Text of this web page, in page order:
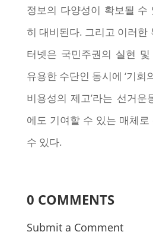
정보의 다양성이 확보될 수
히 대비된다. 그리고 이러한
터넷은 국민주권의 실현
유용한 수단인 동시에 ‘기회
비용성의 제고’라는 선거
에도 기여할 수 있는 매체
수 있다.
0 COMMENTS
Submit a Comment